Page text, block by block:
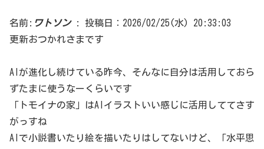
名前: ワトソン:
投稿日：2026/02/25(水) 20:33:03
更新おつかれさまです
AIが進化し続けている昨今、そんなに自分は活用しておら
ずたまに使うなーくらいです
「トモイナの家」はAIイラストいい感じに活用しててさす
がっすね
AIで小説書いたり絵を描いたりはしてないけど、「水平思